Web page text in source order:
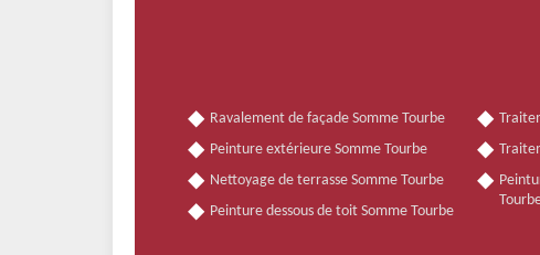
Ravalement de façade Somme Tourbe
Peinture extérieure Somme Tourbe
Nettoyage de terrasse Somme Tourbe
Peinture dessous de toit Somme Tourbe